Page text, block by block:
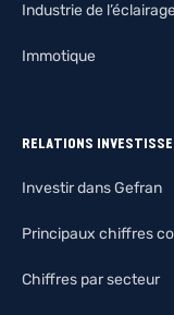
Industrie de
Immotique
RELATIONS
Investir dans Gefran
Principaux chiffres
Chiffres par secteur